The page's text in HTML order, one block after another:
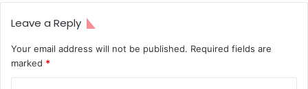
Leave a Reply
Your email address will not be published. Required fields are
marked *